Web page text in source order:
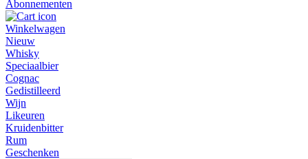
Abonnementen
Winkelwagen
Nieuw
Whisky
Speciaalbier
Cognac
Gedistilleerd
Wijn
Likeuren
Kruidenbitter
Rum
Geschenken